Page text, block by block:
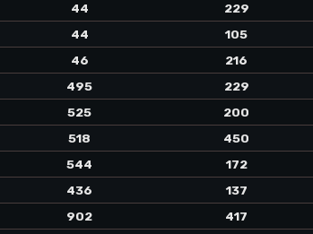
44 229
44 105
46 216
495 229
525 200
518 450
544 172
436 137
902 417